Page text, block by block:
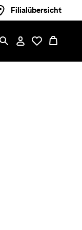
Filialübersicht